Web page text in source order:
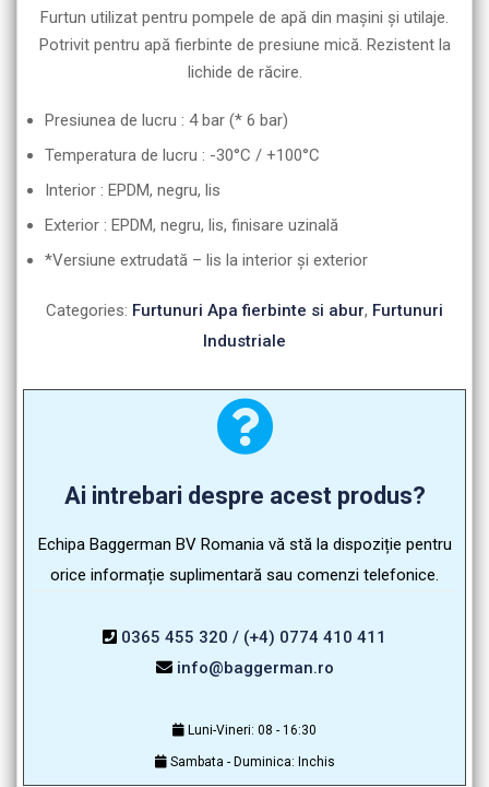
Furtun utilizat pentru pompele de apă din maşini şi utilaje.
Potrivit pentru apă fierbinte de presiune mică. Rezistent la
lichide de răcire.
Presiunea de lucru : 4 bar (* 6 bar)
Temperatura de lucru : -30°C / +100°C
Interior : EPDM, negru, lis
Exterior : EPDM, negru, lis, finisare uzinală
*Versiune extrudată – lis la interior şi exterior
Categories: Furtunuri Apa fierbinte si abur, Furtunuri
Industriale
Ai intrebari despre acest produs?
Echipa Baggerman BV Romania vă stă la dispoziție pentru
orice informație suplimentară sau comenzi telefonice.
0365 455 320 / (+4) 0774 410 411
info@baggerman.ro
Luni-Vineri: 08 - 16:30
Sambata - Duminica: Inchis